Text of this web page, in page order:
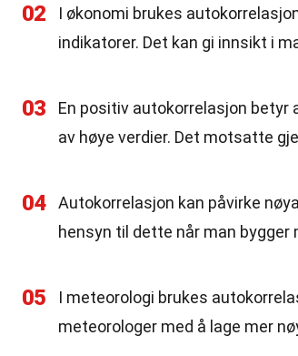
02
I økonomi brukes
indikatorer. Det kan gi innsikt i
03
En positiv autokorrelasjon betyr
av høye verdier. Det motsatte
04
Autokorrelasjon kan påvirke
hensyn til dette når man bygger
05
I meteorologi brukes
meteorologer med å lage mer